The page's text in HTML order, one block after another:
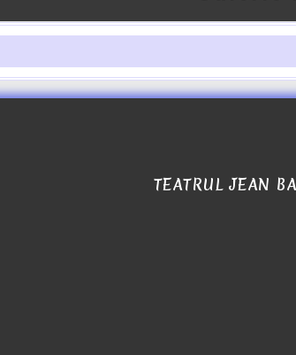
TEATRUL JEAN